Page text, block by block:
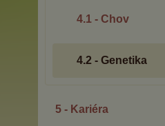
4.1 - Chov
4.2 - Genetika
5 - Kariéra